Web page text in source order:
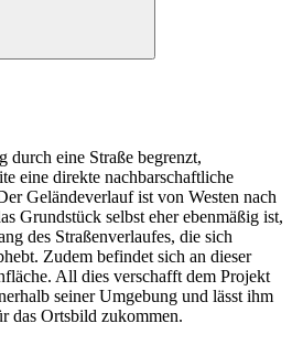
durch eine Straße begrenzt,
eine direkte nachbarschaftliche
Geländeverlauf ist von Westen nach
Grundstück selbst eher ebenmäßig ist,
des Straßenverlaufes, die sich
Zudem befindet sich an dieser
All dies verschafft dem Projekt
seiner Umgebung und lässt ihm
das Ortsbild zukommen.